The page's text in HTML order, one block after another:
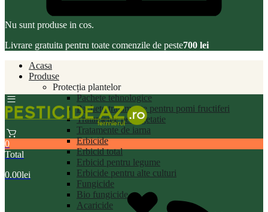
Nu sunt produse in cos.
Livrare gratuita pentru toate comenzile de peste700 lei
Acasa
Produse
Protecția plantelor
Pachete tehnologice
Pachete tratamente pentru pomi fructiferi
Tratamente pe vegetatie
Tratamente de iarna
Erbicide
Erbicid total
Erbicid pentru legume
Erbicide pentru alte culturi
Fungicide
Bio fungicide
Acaricide
0
Total
0.00lei